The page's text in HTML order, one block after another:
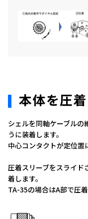
本体を圧着
シェルを同軸ケーブルの
うに装着します。
中心コンタクトが定位置
圧着スリーブをスライド
着します。
TA-35の場合はA部で圧